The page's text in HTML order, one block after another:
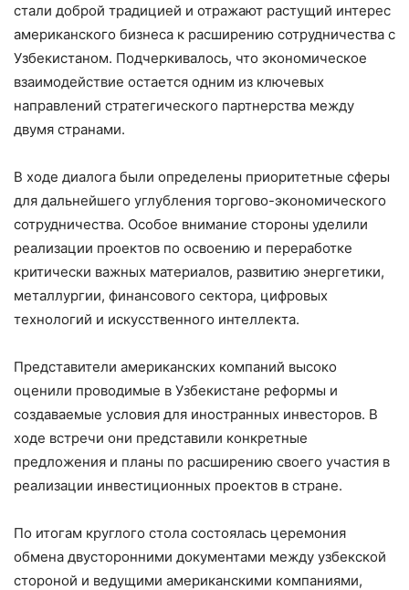
стали доброй традицией и отражают растущий интерес
американского бизнеса к расширению сотрудничества с
Узбекистаном. Подчеркивалось, что экономическое
взаимодействие остается одним из ключевых
направлений стратегического партнерства между
двумя странами.
В ходе диалога были определены приоритетные сферы
для дальнейшего углубления торгово-экономического
сотрудничества. Особое внимание стороны уделили
реализации проектов по освоению и переработке
критически важных материалов, развитию энергетики,
металлургии, финансового сектора, цифровых
технологий и искусственного интеллекта.
Представители американских компаний высоко
оценили проводимые в Узбекистане реформы и
создаваемые условия для иностранных инвесторов. В
ходе встречи они представили конкретные
предложения и планы по расширению своего участия в
реализации инвестиционных проектов в стране.
По итогам круглого стола состоялась церемония
обмена двусторонними документами между узбекской
стороной и ведущими американскими компаниями,